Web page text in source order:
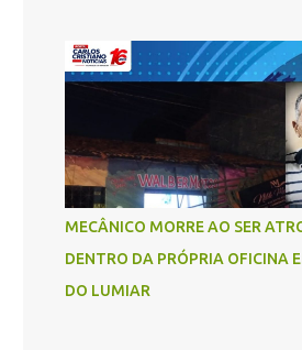
MECÂNICO MORRE AO SER
DENTRO DA PRÓPRIA OFICINA
DO LUMIAR